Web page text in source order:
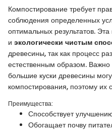
Компостирование требует
соблюдения определенных
оптимальных результатов. Эта
и экологически чистым
древесины, так как процесс
естественным образом.
большие куски древесины
компостирования, поэтому их
Преимущества:
Способствует
Обогащает почву